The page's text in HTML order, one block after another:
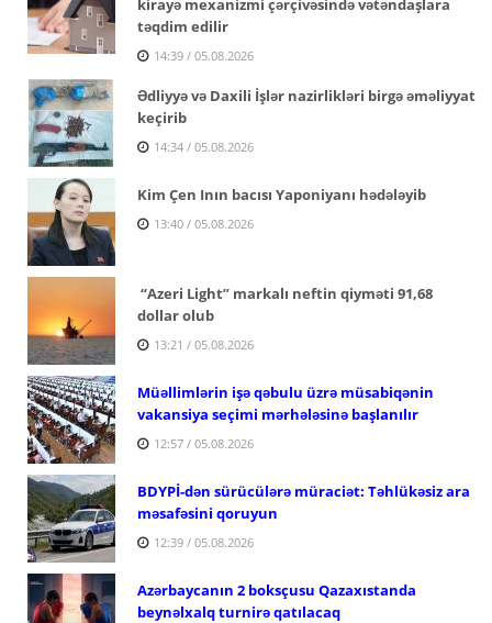
kirayə mexanizmi çərçivəsində vətəndaşlara
təqdim edilir
14:39 / 05.08.2026
Ədliyyə və Daxili İşlər nazirlikləri birgə əməliyyat
keçirib
14:34 / 05.08.2026
Kim Çen Inın bacısı Yaponiyanı hədələyib
13:40 / 05.08.2026
“Azeri Light” markalı neftin qiyməti 91,68
dollar olub
13:21 / 05.08.2026
Müəllimlərin işə qəbulu üzrə müsabiqənin
vakansiya seçimi mərhələsinə başlanılır
12:57 / 05.08.2026
BDYPİ-dən sürücülərə müraciət: Təhlükəsiz ara
məsafəsini qoruyun
12:39 / 05.08.2026
Azərbaycanın 2 boksçusu Qazaxıstanda
beynəlxalq turnirə qatılacaq